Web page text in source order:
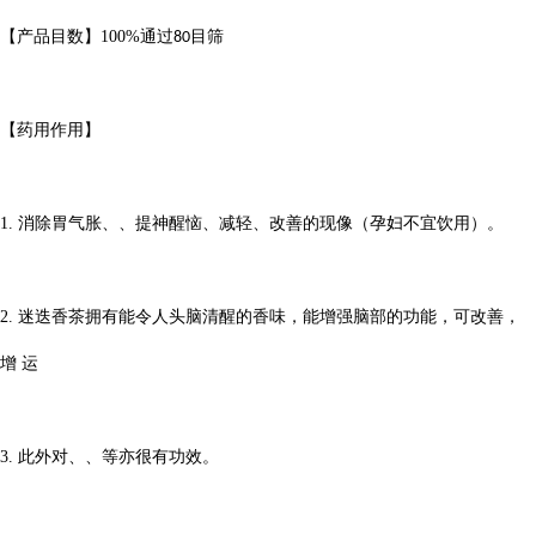
【产品目数】 100%通过80 目筛
【药用作用】
1. 消除胃气胀、、提神醒恼、减轻、改善的现像（孕妇不宜饮用）。
2. 迷迭香茶拥有能令人头脑清醒的香味，能增强脑部的功能，可改善，
增 运
3. 此外对、、等亦很有功效。